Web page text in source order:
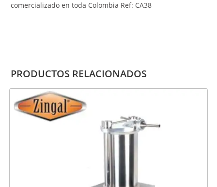
comercializado en toda Colombia Ref: CA38
PRODUCTOS RELACIONADOS